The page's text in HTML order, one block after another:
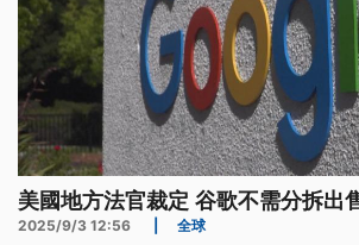
美國地方法官裁定 谷歌不需分拆出
2025/9/3 12:56 全球